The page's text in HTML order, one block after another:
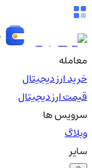
معامله
خرید ارز دیجیتال
قیمت ارز دیجیتال
سرویس ها
وبلاگ
سایر